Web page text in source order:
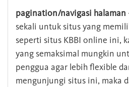
pagination/navigasi halaman
sekali untuk situs yang
seperti situs KBBI online ini,
yang semaksimal mungkin
penggua agar lebih flexible
mengunjungi situs ini, maka